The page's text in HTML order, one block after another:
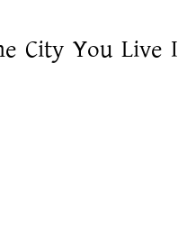
City You Live